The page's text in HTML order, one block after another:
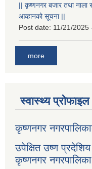
|| कृष्णनगर बजार तथा नाला
आव्हानको सूचना ||
Post date: 11/21/2025
more
स्वास्थ्य प्रोफाइल
कृष्णनगर
उपेक्षित उष्ण
कृष्णनगर